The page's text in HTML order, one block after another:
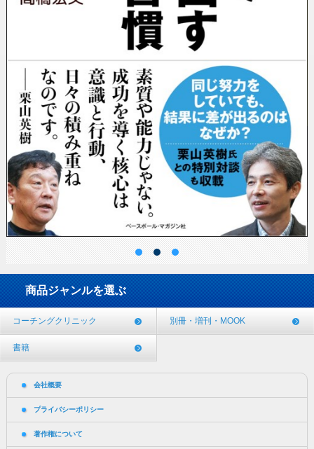
商品ジャンルを選ぶ
コーチングクリニック 別冊・増刊・MOOK
書籍
会社概要
プライバシーポリシー
著作権について